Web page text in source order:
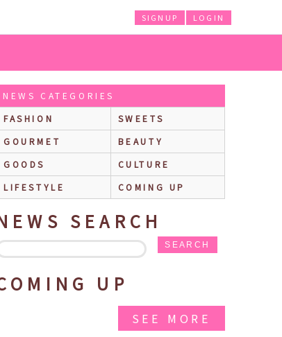
LOGIN
SIGNUP
ふれるショコラ 濃い抹茶』期間限定で新発売！パリパリチョコを
NEWS CATEGORIES
FASHION
SWEETS
GOURMET
BEAUTY
GOODS
CULTURE
LIFESTYLE
COMING UP
SEARCH
SEARCH
UP
SEE MORE